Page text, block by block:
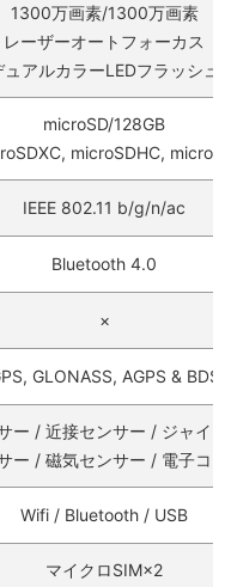
1300万画素/1300万画素
レーザーオートフォーカス
ュアルカラーLEDフラッシュ
microSD/128GB
microSDHC,
IEEE 802.11 b/g/n/ac
Bluetooth 4.0
×
GLONASS, AGPS & BDS
ー / 近接センサー / ジャイ
ー / 磁気センサー / 電子コ
Wifi / Bluetooth / USB
マイクロSIM×2